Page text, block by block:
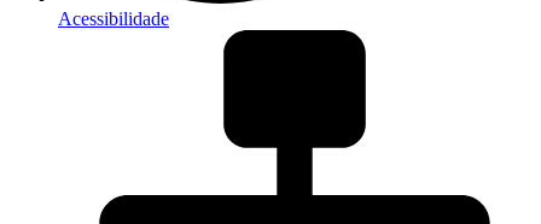
Acessibilidade